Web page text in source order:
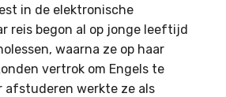
in de elektronische
reis begon al op jonge leeftijd
waarna ze op haar
vertrok om Engels te
afstuderen werkte ze als